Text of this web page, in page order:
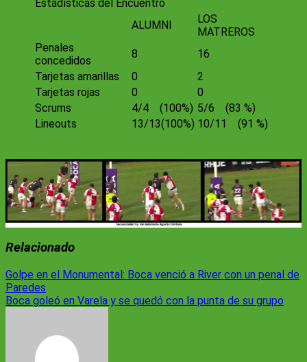
Estadísticas del Encuentro
ALUMNI
LOS
MATREROS
Penales
concedidos
8
16
Tarjetas amarillas
0
2
Tarjetas rojas
0
0
Scrums
4/4 (100%) 5/6 (83 %)
Lineouts
13/13(100%) 10/11 (91 %)
Relacionado
Navegación
de
Golpe en el Monumental: Boca venció a River con un penal de
Paredes
Boca goleó en Varela y se quedó con la punta de su grupo